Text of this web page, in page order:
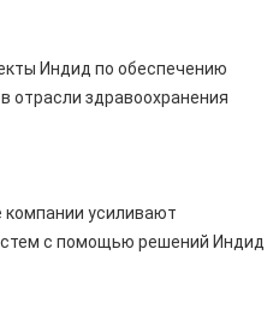
Индид по обеспечению
отрасли здравоохранения
компании усиливают
с помощью решений Индид